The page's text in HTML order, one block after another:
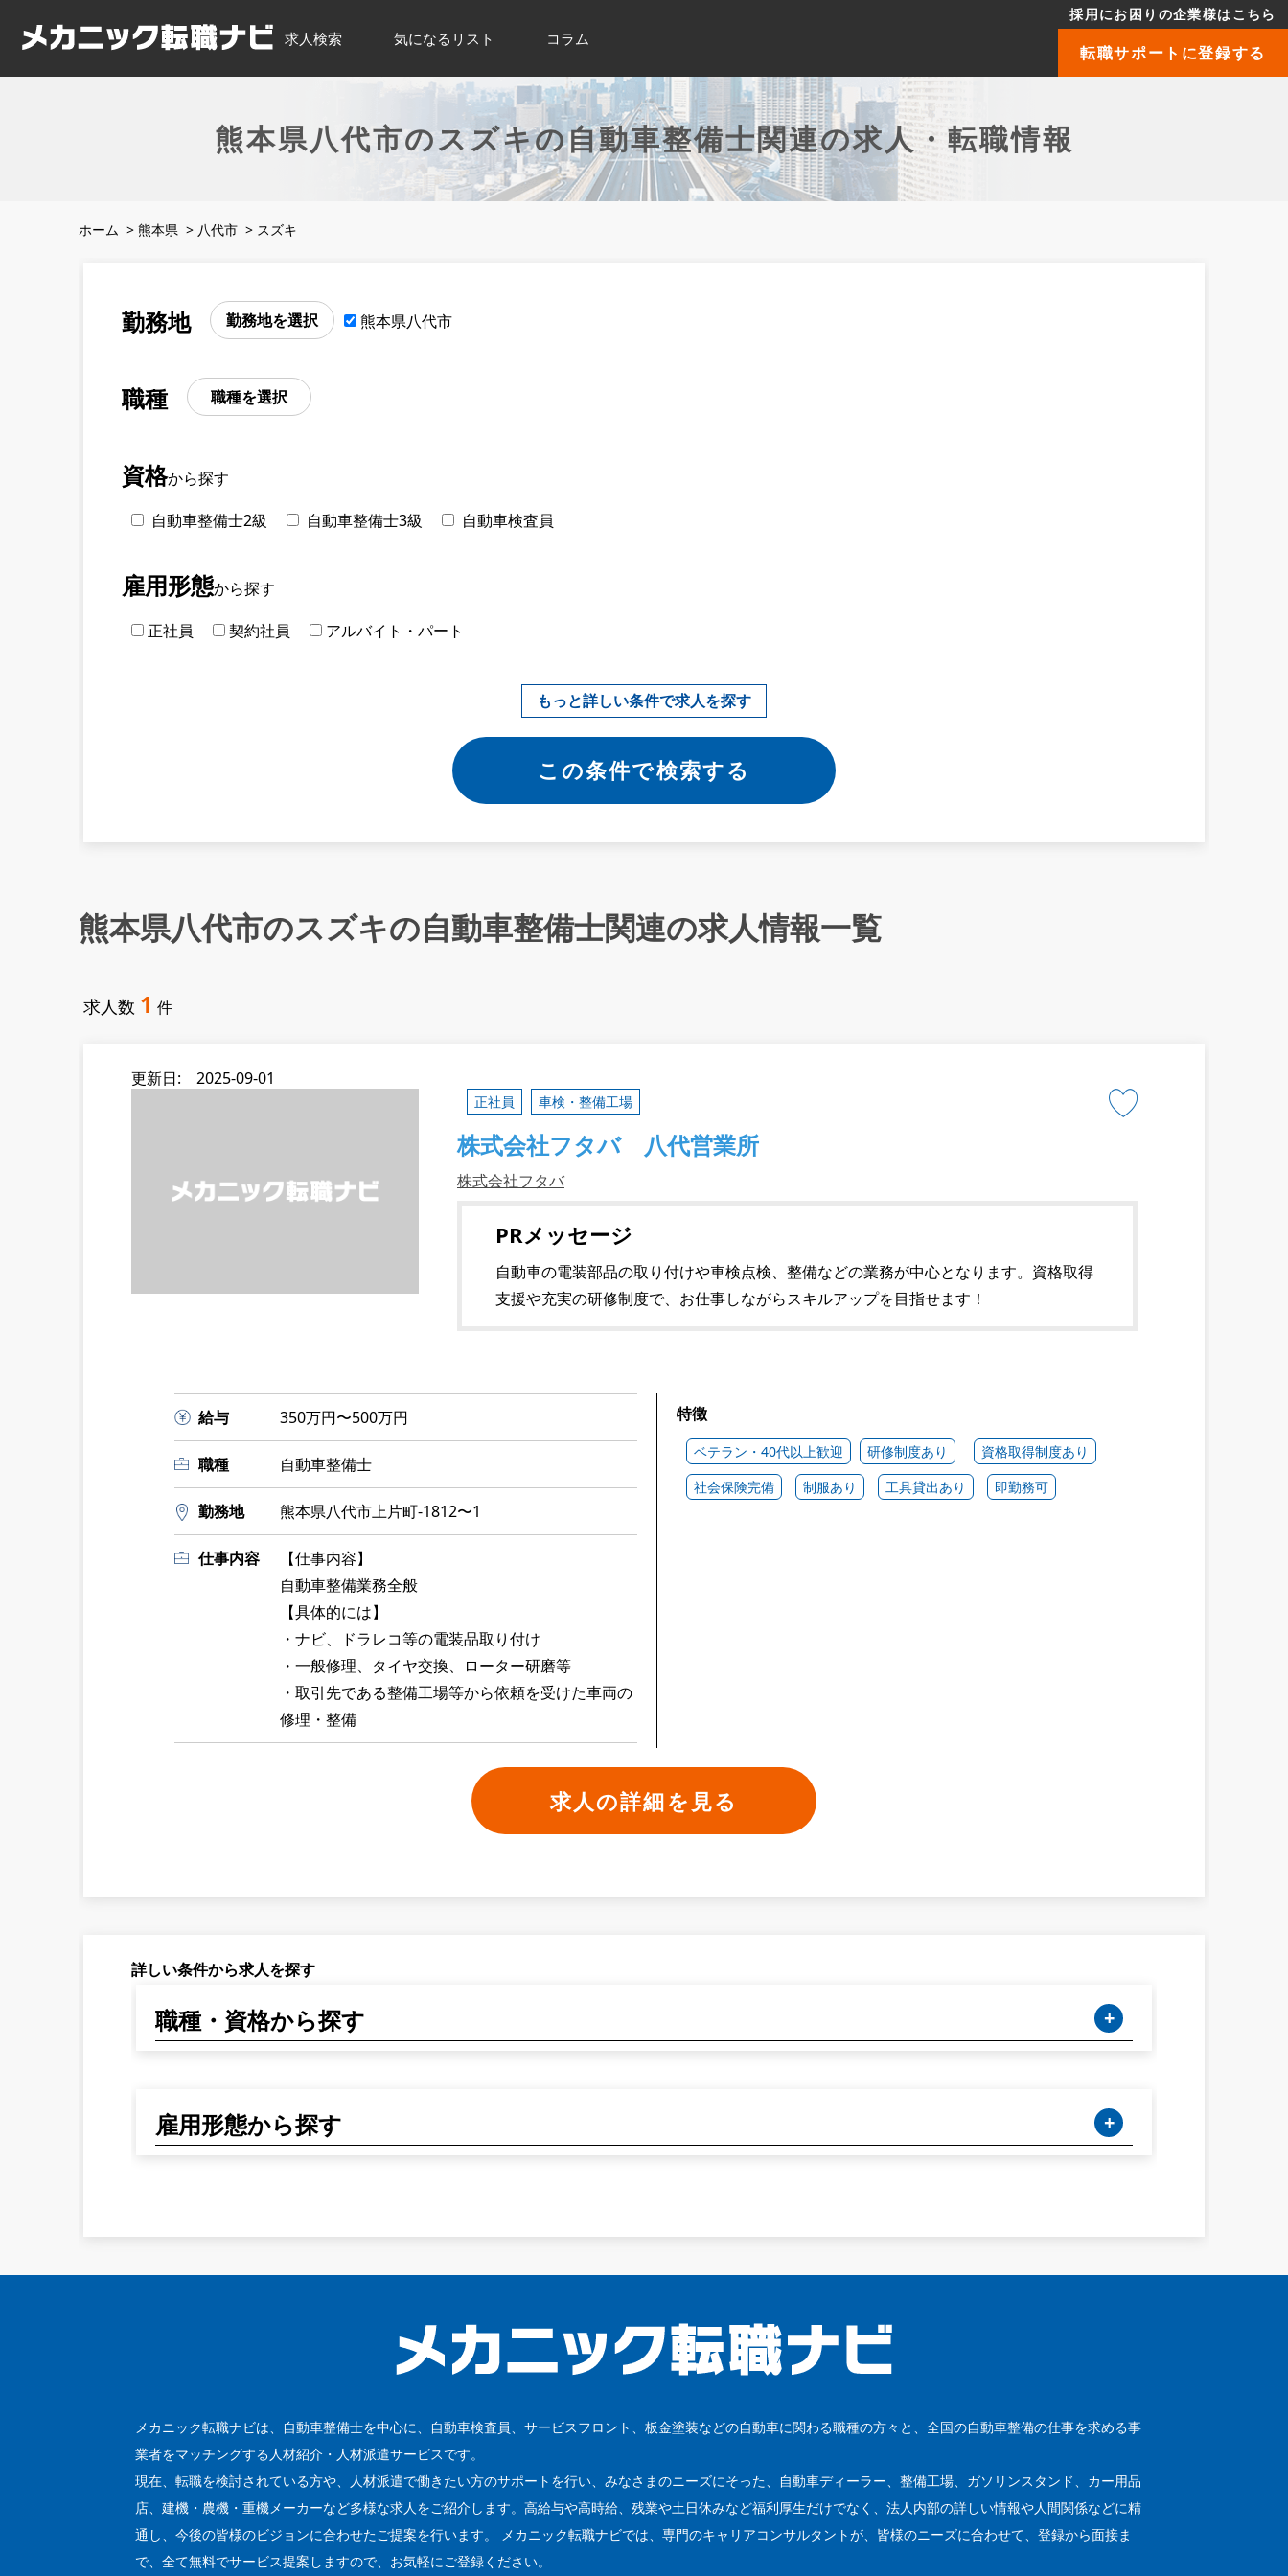
求人検索 気になるリスト コラム
採用にお困りの企業様はこちら
転職サポートに登録する
熊本県八代市のスズキの自動車整備士関連の求人・転職情報
ホーム > 熊本県 > 八代市 > スズキ
勤務地 勤務地を選択 熊本県八代市
職種 職種を選択
資格から探す
自動車整備士2級
自動車整備士3級 自動車検査員
雇用形態から探す
正社員
契約社員 アルバイト・パート
熊本県八代市のスズキの自動車整備士関連の求人情報一覧
求人数 1 件
更新日: 2025-09-01
正社員 車検・整備工場
株式会社フタバ 八代営業所
株式会社フタバ
PRメッセージ
自動車の電装部品の取り付けや車検点検、整備などの業務が中心となります。資格取得
支援や充実の研修制度で、お仕事しながらスキルアップを目指せます！
給与 350万円〜500万円
職種 自動車整備士
勤務地 熊本県八代市上片町-1812〜1
仕事内容
【仕事内容】
自動車整備業務全般
【具体的には】
・ナビ、ドラレコ等の電装品取り付け
・一般修理、タイヤ交換、ローター研磨等
・取引先である整備工場等から依頼を受けた車両の
修理・整備
特徴
ベテラン・40代以上歓迎 研修制度あり
資格取得制度あり
社会保険完備
制服あり 工具貸出あり 即勤務可
求人の詳細を見る
詳しい条件から求人を探す
職種・資格から探す
雇用形態から探す
メカニック転職ナビは、自動車整備士を中心に、自動車検査員、サービスフロント、板金塗装などの自動車に関わる職種の方々と、全国の自動車整備の仕事を求める事
業者をマッチングする人材紹介・人材派遣サービスです。
現在、転職を検討されている方や、人材派遣で働きたい方のサポートを行い、みなさまのニーズにそった、自動車ディーラー、整備工場、ガソリンスタンド、カー用品
店、建機・農機・重機メーカーなど多様な求人をご紹介します。高給与や高時給、残業や土日休みなど福利厚生だけでなく、法人内部の詳しい情報や人間関係などに精
通し、今後の皆様のビジョンに合わせたご提案を行います。 メカニック転職ナビでは、専門のキャリアコンサルタントが、皆様のニーズに合わせて、登録から面接ま
で、全て無料でサービス提案しますので、お気軽にご登録ください。